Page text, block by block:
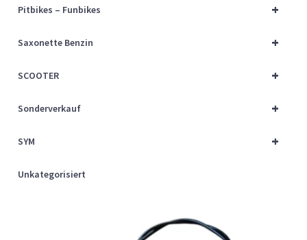
+
Pitbikes – Funbikes
+
Saxonette Benzin
+
SCOOTER
+
Sonderverkauf
+
SYM
Unkategorisiert